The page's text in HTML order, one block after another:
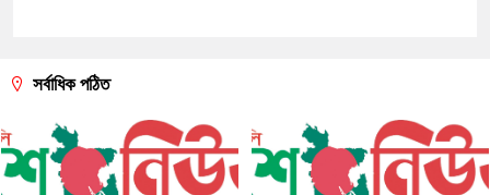
সর্বাধিক পঠিত